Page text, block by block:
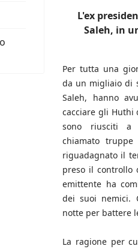
L'ex
Saleh, in
Per tutta una
da un migliaio di
Saleh, hanno
cacciare gli Huthi
sono riusciti a
chiamato
riguadagnato il
preso il controllo
emittente ha
dei suoi nemici.
notte per battere
La ragione per